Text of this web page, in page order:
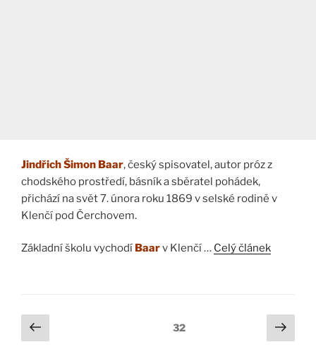
Jindřich Šimon Baar, český spisovatel, autor próz z
chodského prostředí, básník a sběratel pohádek,
přichází na svět 7. února roku 1869 v selské rodině v
Klenčí pod Čerchovem.
Základní školu vychodí Baarv Klenčí … Celý článek
Stránkování
příspěvků
Předchozí
stránka
Stránka:32
Další